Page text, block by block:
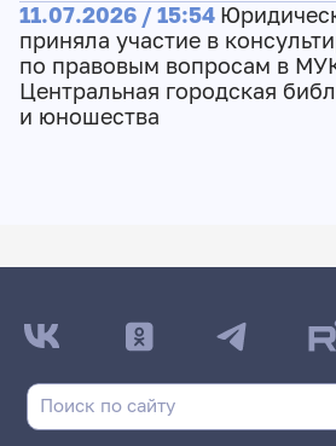
11.07.2026 / 15:54
приняла участие в
по правовым вопросам в
Центральная городская
и юношества